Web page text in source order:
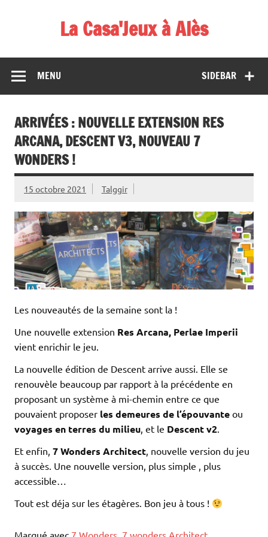
La Casa'Jeux à Alès
démos et de tournois
SIDEBAR
MENU
ARRIVÉES : NOUVELLE EXTENSION RES
ARCANA, DESCENT V3, NOUVEAU 7
WONDERS !
15 octobre 2021 Talggir
Les nouveautés de la semaine sont la !
Une nouvelle extension Res Arcana, Perlae Imperii
vient enrichir le jeu.
La nouvelle édition de Descent arrive aussi. Elle se
renouvèle beaucoup par rapport à la précédente en
proposant un système à mi-chemin entre ce que
pouvaient proposer les demeures de l’épouvante ou
voyages en terres du milieu, et le Descent v2.
Et enfin, 7 Wonders Architect, nouvelle version du jeu
à succès. Une nouvelle version, plus simple , plus
accessible…
Tout est déja sur les étagères. Bon jeu à tous !